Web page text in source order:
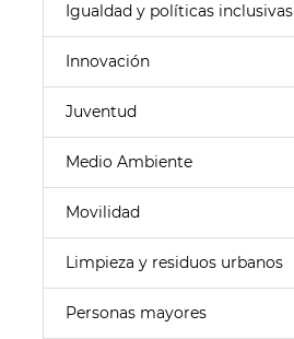
Igualdad y políticas inclusivas
Innovación
Juventud
Medio Ambiente
Movilidad
Limpieza y residuos urbanos
Personas mayores